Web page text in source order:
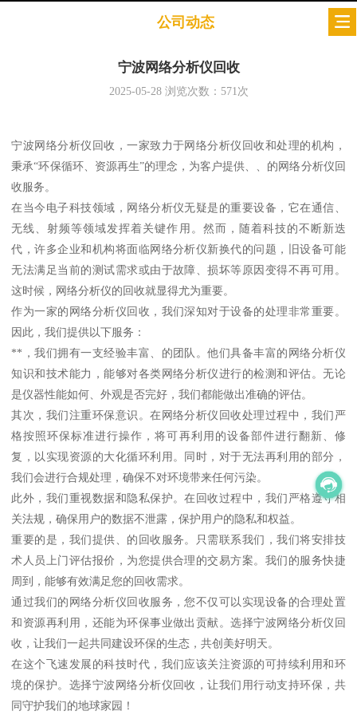
公司动态
宁波网络分析仪回收
2025-05-28浏览次数： 571次
宁波网络分析仪回收，一家致力于网络分析仪回收和处理的机构，
秉承“环保循环、资源再生”的理念，为客户提供、、的网络分析仪回
收服务。
在当今电子科技领域，网络分析仪无疑是的重要设备，它在通信、
无线、射频等领域发挥着关键作用。然而，随着科技的不断新迭
代，许多企业和机构将面临网络分析仪新换代的问题，旧设备可能
无法满足当前的测试需求或由于故障、损坏等原因变得不再可用。
这时候，网络分析仪的回收就显得尤为重要。
作为一家的网络分析仪回收，我们深知对于设备的处理非常重要。
因此，我们提供以下服务：
**，我们拥有一支经验丰富、的团队。他们具备丰富的网络分析仪
知识和技术能力，能够对各类网络分析仪进行的检测和评估。无论
是仪器性能如何、外观是否完好，我们都能做出准确的评估。
其次，我们注重环保意识。在网络分析仪回收处理过程中，我们严
格按照环保标准进行操作，将可再利用的设备部件进行翻新、修
复，以实现资源的大化循环利用。同时，对于无法再利用的部分，
我们会进行合规处理，确保不对环境带来任何污染。
此外，我们重视数据和隐私保护。在回收过程中，我们严格遵守相
关法规，确保用户的数据不泄露，保护用户的隐私和权益。
重要的是，我们提供、的回收服务。只需联系我们，我们将安排技
术人员上门评估报价，为您提供合理的交易方案。我们的服务快捷
周到，能够有效满足您的回收需求。
通过我们的网络分析仪回收服务，您不仅可以实现设备的合理处置
和资源再利用，还能为环保事业做出贡献。选择宁波网络分析仪回
收，让我们一起共同建设环保的生态，共创美好明天。
在这个飞速发展的科技时代，我们应该关注资源的可持续利用和环
境的保护。选择宁波网络分析仪回收，让我们用行动支持环保，共
同守护我们的地球家园！